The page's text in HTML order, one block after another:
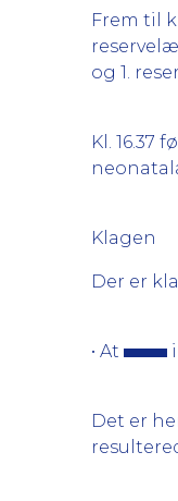
Frem til
og 1.
Kl. 16.37
Klagen
Der er
• At
Det er